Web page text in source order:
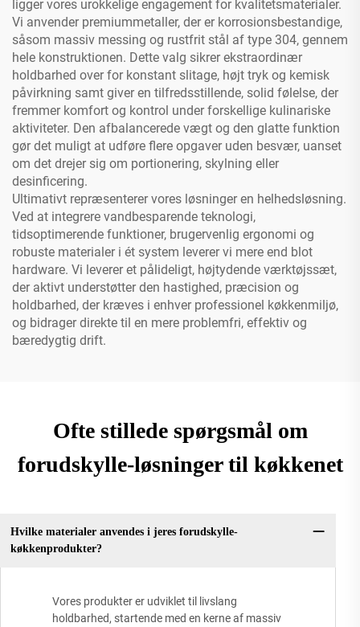
ligger vores urokkelige engagement for kvalitetsmaterialer.
Vi anvender premiummetaller, der er korrosionsbestandige,
såsom massiv messing og rustfrit stål af type 304, gennem
hele konstruktionen. Dette valg sikrer ekstraordinær
holdbarhed over for konstant slitage, højt tryk og kemisk
påvirkning samt giver en tilfredsstillende, solid følelse, der
fremmer komfort og kontrol under forskellige kulinariske
aktiviteter. Den afbalancerede vægt og den glatte funktion
gør det muligt at udføre flere opgaver uden besvær, uanset
om det drejer sig om portionering, skylning eller
desinficering.
Ultimativt repræsenterer vores løsninger en helhedsløsning.
Ved at integrere vandbesparende teknologi,
tidsoptimerende funktioner, brugervenlig ergonomi og
robuste materialer i ét system leverer vi mere end blot
hardware. Vi leverer et pålideligt, højtydende værktøjssæt,
der aktivt understøtter den hastighed, præcision og
holdbarhed, der kræves i enhver professionel køkkenmiljø,
og bidrager direkte til en mere problemfri, effektiv og
bæredygtig drift.
Ofte stillede spørgsmål om
forudskylle-løsninger til køkkenet
Hvilke materialer anvendes i jeres forudskylle-
køkkenprodukter?
Vores produkter er udviklet til livslang
holdbarhed, startende med en kerne af massiv